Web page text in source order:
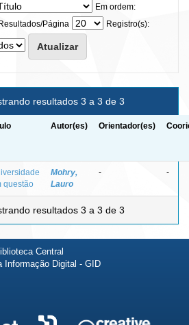
Em ordem:
Página
Registro(s):
resultados 3 a 3 de 3
Autor(es) Orientador(es)
questão
Mohry,
Lauro
- -
resultados 3 a 3 de 3
Central
Informação Digital - GID